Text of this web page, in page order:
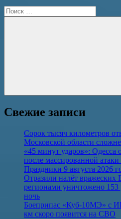
Поиск
для:
Поиск
Свежие записи
Сорок тысяч километров
Московской области
«45 минут ударов»: Одесса
после массированной
Праздники 9 августа 2026
Отразили налёт
регионами уничтожено 153
ночь
Боеприпас «Куб-10МЭ» с
км скоро появится на СВО